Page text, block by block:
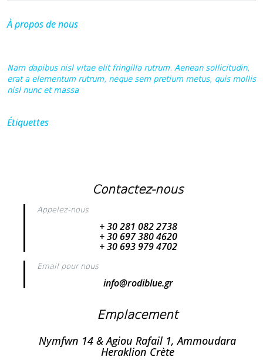
À propos de nous
Nam dapibus nisl vitae elit fringilla rutrum. Aenean sollicitudin,
erat a elementum rutrum, neque sem pretium metus, quis mollis
nisl nunc et massa
Étiquettes
Contactez-nous
Appelez-nous
+ 30 281 082 2738
+ 30 697 380 4620
+ 30 693 979 4702
Email pour nous
info@rodiblue.gr
Emplacement
Nymfwn 14 & Agiou Rafail 1, Ammoudara
Heraklion Crète